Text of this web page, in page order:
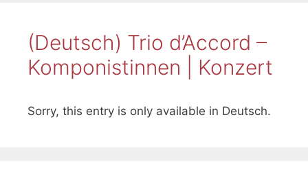
(Deutsch) Trio d’Accord –
Komponistinnen | Konzert
Sorry, this entry is only available in Deutsch.